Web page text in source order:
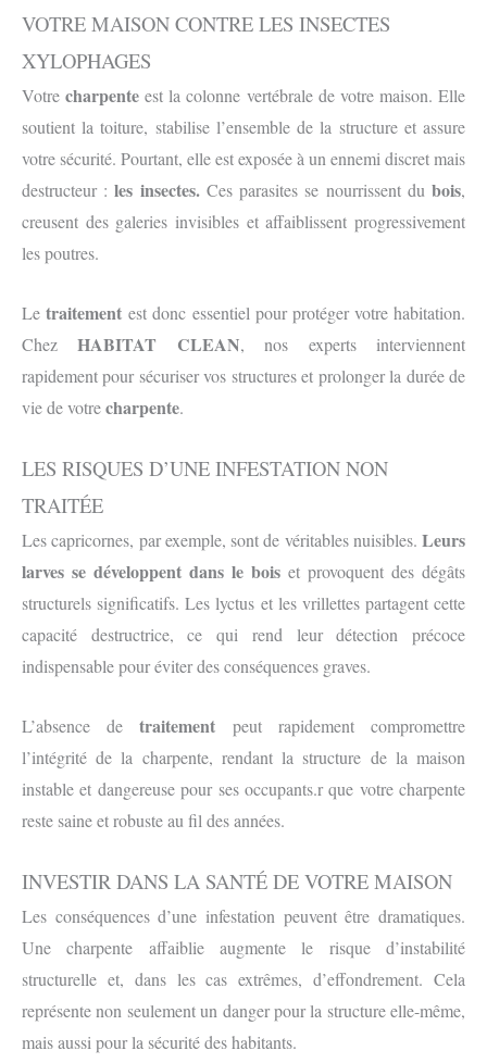
VOTRE MAISON CONTRE LES INSECTES
XYLOPHAGES
Votrecharpente est la colonne vertébrale de votre maison. Elle
soutient la toiture, stabilise l’ensemble de la structure et assure
votre sécurité. Pourtant, elle est exposée à un ennemi discret mais
destructeur : les insectes.Ces parasites se nourrissent dubois,
creusent des galeries invisibles et affaiblissent progressivement
les poutres.
Letraitement est donc essentiel pour protéger votre habitation.
ChezHABITAT CLEAN, nos experts interviennent
rapidement pour sécuriser vos structures et prolonger la durée de
vie de votrecharpente.
LES RISQUES D’UNE INFESTATION NON
TRAITÉE
Les capricornes, par exemple, sont de véritables nuisibles. Leurs
larves se développent dans le bois et provoquent des dégâts
structurels significatifs. Les lyctus et les vrillettes partagent cette
capacité destructrice, ce qui rend leur détection précoce
indispensable pour éviter des conséquences graves.
L’absence detraitement peut rapidement compromettre
l’intégrité de la charpente, rendant la structure de la maison
instable et dangereuse pour ses occupants.r que votre charpente
reste saine et robuste au fil des années.
INVESTIR DANS LA SANTÉ DE VOTRE MAISON
Les conséquences d’une infestation peuvent être dramatiques.
Une charpente affaiblie augmente le risque d’instabilité
structurelle et, dans les cas extrêmes, d’effondrement. Cela
représente non seulement un danger pour la structure elle-même,
mais aussi pour la sécurité des habitants.